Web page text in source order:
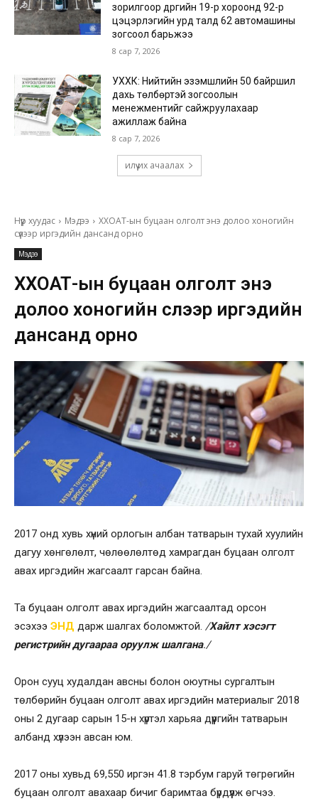
зорилгоор дүүргийн 19-р хороонд 92-р
цэцэрлэгийн урд талд 62 автомашины
зогсоол барьжээ
8 сар 7, 2026
УХХК: Нийтийн эзэмшлийн 50 байршил
дахь төлбөртэй зогсоолын
менежментийг сайжруулахаар
ажиллаж байна
8 сар 7, 2026
илүү их ачаалах